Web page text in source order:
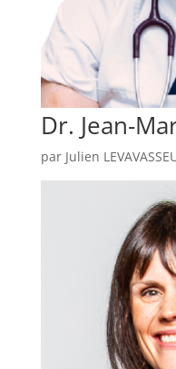
Dr. Jean-
par Julien